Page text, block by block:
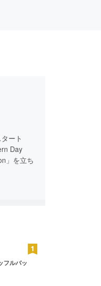
ート
Day
」を立ち
フルバッ